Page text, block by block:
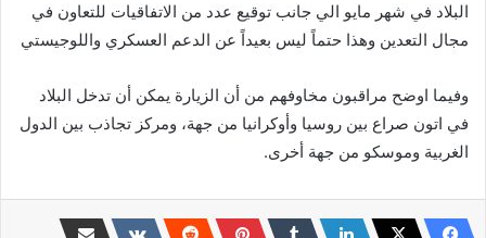
البلاد في شهر مايو الي جانب توقيع عدد من الاتفاقيات للتعاون في
مجال التعدين وهذا حتماً ليس بعيداً عن الدعم العسكري واللوجيستي
وفيما اوضح مراقبون مخاوفهم من أن الزيارة يمكن أن تدخل البلاد
في اتون صراع بين روسيا وأوكرانيا من جهة، ومركز تجاذب بين الدول
الغربية وموسكو من جهة أخرى.